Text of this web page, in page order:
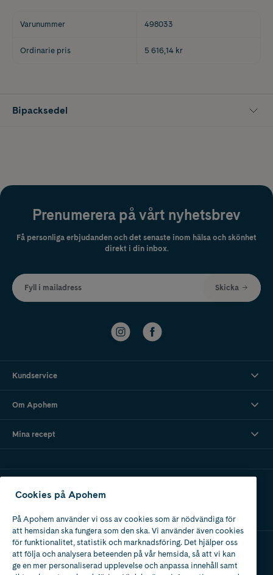
Varunummer 498033
Ordinarie pris 5 616,14 kr
Bipacksedel
Prenumerera på vårt nyhetsbrev
Få personliga erbjudanden och det senaste inom hälsa och skönhet
direkt i din inbox.
Fyll i mailadress Skicka
Kundservice
Om Apohem
Mina recept
Apotek med tillstånd
av Läkemedelsverket
Cookies på Apohem
På Apohem använder vi oss av cookies som är nödvändiga för
att hemsidan ska fungera som den ska. Vi använder även cookies
för funktionalitet, statistik och marknadsföring. Det hjälper oss
att följa och analysera beteenden på vår hemsida, så att vi kan
ge en mer personaliserad upplevelse och anpassa innehåll samt